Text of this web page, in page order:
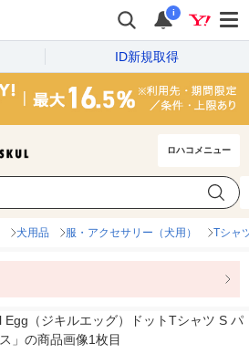
i
ID新規取得
ロハコメニュー
犬用品 服・アクセサリー（犬用） Tシャ